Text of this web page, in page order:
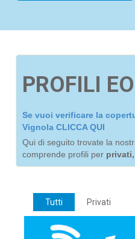
PROFILI
Se vuoi verificare la
Vignola CLICCA QUI
Qui di seguito trovate la
comprende profili per
Tutti Privati